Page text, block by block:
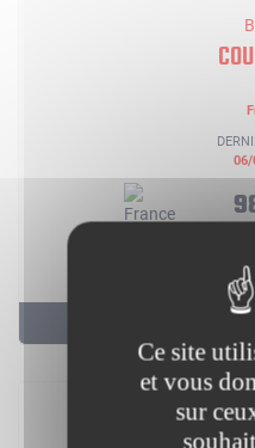
06/
Ce site
et vous
sur